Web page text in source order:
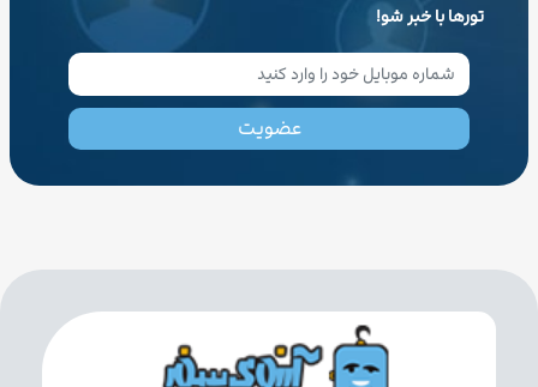
تورها با خبر شو!
عضویت